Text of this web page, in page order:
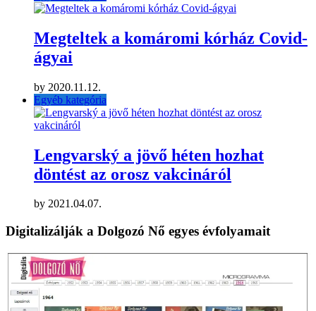
Megteltek a komáromi kórház Covid-
ágyai
by 2020.11.12.
Egyéb kategória
Lengvarský a jövő héten hozhat
döntést az orosz vakcináról
by 2021.04.07.
Digitalizálják a Dolgozó Nő egyes évfolyamait